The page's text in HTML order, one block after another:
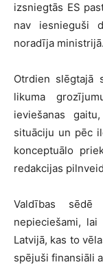
izsniegtās ES
nav iesnieguši
noradīja ministrijā.
Otrdien slēgtajā
likuma
ieviešanas
situāciju un pēc
konceptuālo
redakcijas
Valdības sēdē
nepieciešami,
Latvijā, kas to
spējuši finansiāli